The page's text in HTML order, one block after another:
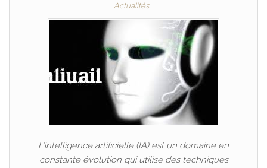
Actualités
L’intelligence artificielle (IA) est un domaine en
constante évolution qui utilise des techniques